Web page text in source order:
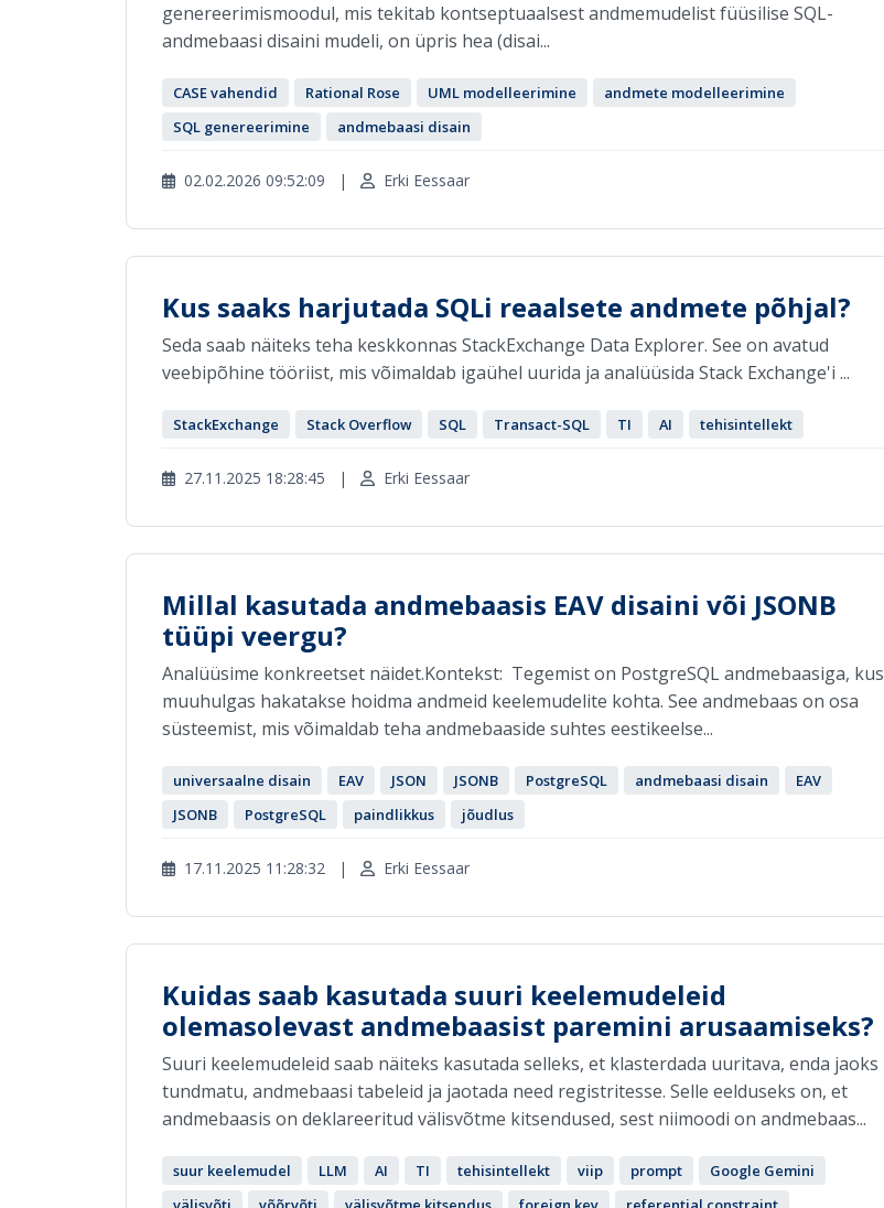
genereerimismoodul, mis tekitab kontseptuaalsest andmemudelist füüsilise SQL-
andmebaasi disaini mudeli, on üpris hea (disai...
CASE vahendid Rational Rose UML modelleerimine
andmete modelleerimine
SQL genereerimine
andmebaasi disain
02.02.2026 09:52:09 | Erki Eessaar
Kus saaks harjutada SQLi reaalsete andmete põhjal?
Seda saab näiteks teha keskkonnas StackExchange Data Explorer. See on avatud
veebipõhine tööriist, mis võimaldab igaühel uurida ja analüüsida Stack Exchange'i ...
StackExchange Stack Overflow SQL Transact-SQL TI AI tehisintellekt
27.11.2025 18:28:45 | Erki Eessaar
Millal kasutada andmebaasis EAV disaini või JSONB
tüüpi veergu?
Analüüsime konkreetset näidet.Kontekst: Tegemist on PostgreSQL andmebaasiga, kus
muuhulgas hakatakse hoidma andmeid keelemudelite kohta. See andmebaas on osa
süsteemist, mis võimaldab teha andmebaaside suhtes eestikeelse...
universaalne disain EAV JSON JSONB PostgreSQL andmebaasi disain
EAV
JSONB
PostgreSQL paindlikkus jõudlus
17.11.2025 11:28:32 | Erki Eessaar
Kuidas saab kasutada suuri keelemudeleid
olemasolevast andmebaasist paremini arusaamiseks?
Suuri keelemudeleid saab näiteks kasutada selleks, et klasterdada uuritava, enda jaoks
tundmatu, andmebaasi tabeleid ja jaotada need registritesse. Selle eelduseks on, et
andmebaasis on deklareeritud välisvõtme kitsendused, sest niimoodi on andmebaas...
suur keelemudel LLM AI TI tehisintellekt viip prompt
Google Gemini